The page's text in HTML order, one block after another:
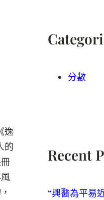
逸
的
分數
Recent
“興醫為平易